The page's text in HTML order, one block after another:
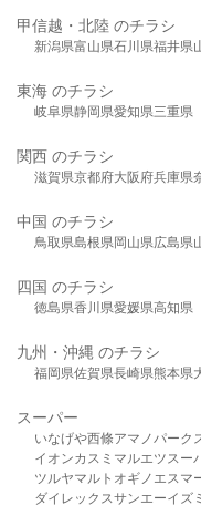
甲信越・北陸 のチラシ
新潟県富山県石川県福井県
東海 のチラシ
岐阜県静岡県愛知県三重県
関西 のチラシ
滋賀県京都府大阪府兵庫県
中国 のチラシ
鳥取県島根県岡山県広島県
四国 のチラシ
徳島県香川県愛媛県高知県
九州・沖縄 のチラシ
福岡県佐賀県長崎県熊本県
スーパー
いなげや西條アマノパーク
イオンカスミ マルエツスー
ツルヤマルト オギノ エスマ
ダイレックスサンエーイズ